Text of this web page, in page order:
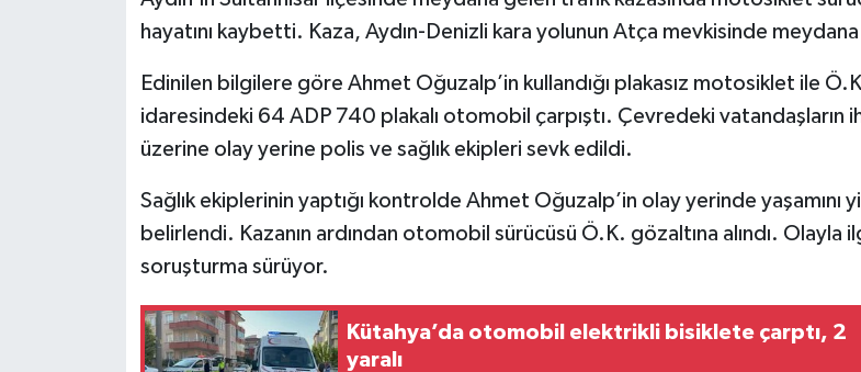
hayatını kaybetti. Kaza, Aydın-Denizli kara yolunun Atça mevkisinde
Edinilen bilgilere göre Ahmet Oğuzalp’in kullandığı plakasız motosiklet ile
idaresindeki 64 ADP 740 plakalı otomobil çarpıştı. Çevredeki vatandaşların
üzerine olay yerine polis ve sağlık ekipleri sevk edildi.
Sağlık ekiplerinin yaptığı kontrolde Ahmet Oğuzalp’in olay yerinde yaşamını
belirlendi. Kazanın ardından otomobil sürücüsü Ö.K. gözaltına alındı. Olayla
soruşturma sürüyor.
Kütahya’da otomobil elektrikli bisiklete çarptı, 2
yaralı
Foto Galeri